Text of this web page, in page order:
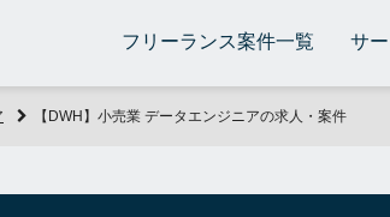
フリーランス案件一覧 サ
【DWH】小売業 データエンジニアの求人・案件